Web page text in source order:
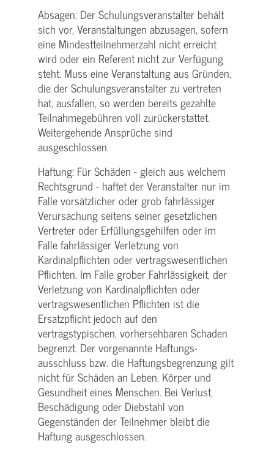
Absagen: Der Schulungs­veranstalter behält
sich vor, Veranstaltungen abzusagen, sofern
eine Mindest­teilnehmerzahl nicht erreicht
wird oder ein Referent nicht zur Verfügung
steht. Muss eine Veranstaltung aus Gründen,
die der Schulungs­veranstalter zu vertreten
hat, ausfallen, so werden bereits gezahlte
Teilnahme­gebühren voll zurückerstattet.
Weitergehende Ansprüche sind
ausgeschlossen.
Haftung: Für Schäden - gleich aus welchem
Rechtsgrund - haftet der Veranstalter nur im
Falle vorsätzlicher oder grob fahrlässiger
Verursachung seitens seiner gesetzlichen
Vertreter oder Erfüllungsgehilfen oder im
Falle fahrlässiger Verletzung von
Kardinalpflichten oder vertrags­wesentlichen
Pflichten. Im Falle grober Fahrlässigkeit, der
Verletzung von Kardinalpflichten oder
vertrags­wesentlichen Pflichten ist die
Ersatzpflicht jedoch auf den
vertragstypischen, vorhersehbaren Schaden
begrenzt. Der vorgenannte Haftungs­
ausschluss bzw. die Haftungs­begrenzung gilt
nicht für Schäden an Leben, Körper und
Gesundheit eines Menschen. Bei Verlust,
Beschädigung oder Diebstahl von
Gegenständen der Teilnehmer bleibt die
Haftung ausgeschlossen.